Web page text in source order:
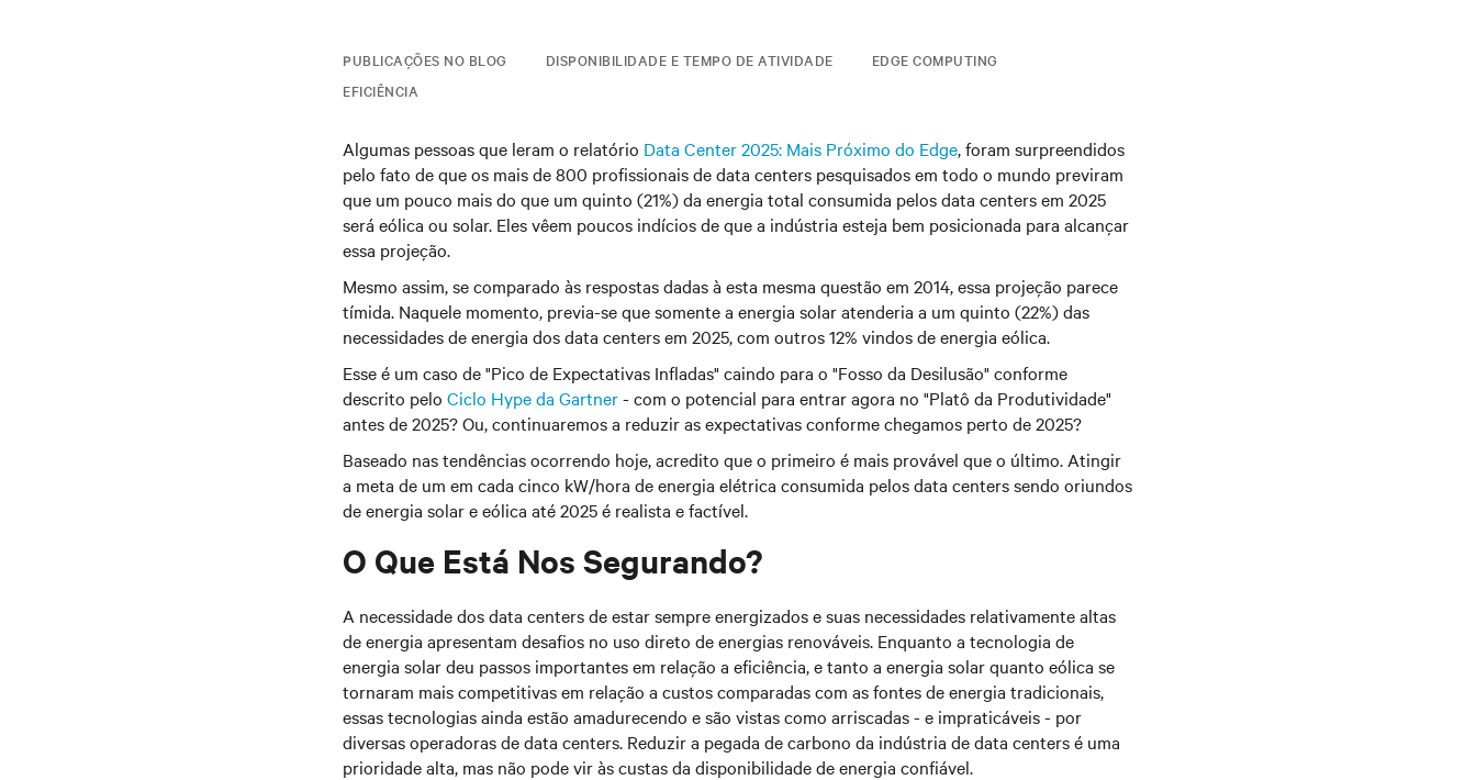
PUBLICAÇÕES NO BLOG DISPONIBILIDADE E TEMPO DE ATIVIDADE
EDGE COMPUTING
EFICIÊNCIA
Algumas pessoas que leram o relatório Data Center 2025: Mais Próximo do Edge, foram surpreendidos
pelo fato de que os mais de 800 profissionais de data centers pesquisados em todo o mundo previram
que um pouco mais do que um quinto (21%) da energia total consumida pelos data centers em 2025
será eólica ou solar. Eles vêem poucos indícios de que a indústria esteja bem posicionada para alcançar
essa projeção.
Mesmo assim, se comparado às respostas dadas à esta mesma questão em 2014, essa projeção parece
tímida. Naquele momento, previa-se que somente a energia solar atenderia a um quinto (22%) das
necessidades de energia dos data centers em 2025, com outros 12% vindos de energia eólica.
Esse é um caso de "Pico de Expectativas Infladas" caindo para o "Fosso da Desilusão" conforme
descrito pelo Ciclo Hype da Gartner- com o potencial para entrar agora no "Platô da Produtividade"
antes de 2025? Ou, continuaremos a reduzir as expectativas conforme chegamos perto de 2025?
Baseado nas tendências ocorrendo hoje, acredito que o primeiro é mais provável que o último. Atingir
a meta de um em cada cinco kW/hora de energia elétrica consumida pelos data centers sendo oriundos
de energia solar e eólica até 2025 é realista e factível.
O Que Está Nos Segurando?
A necessidade dos data centers de estar sempre energizados e suas necessidades relativamente altas
de energia apresentam desafios no uso direto de energias renováveis. Enquanto a tecnologia de
energia solar deu passos importantes em relação a eficiência, e tanto a energia solar quanto eólica se
tornaram mais competitivas em relação a custos comparadas com as fontes de energia tradicionais,
essas tecnologias ainda estão amadurecendo e são vistas como arriscadas - e impraticáveis - por
diversas operadoras de data centers. Reduzir a pegada de carbono da indústria de data centers é uma
prioridade alta, mas não pode vir às custas da disponibilidade de energia confiável.